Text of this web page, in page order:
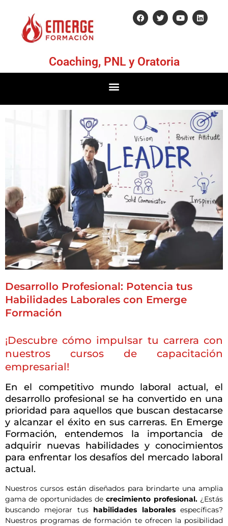
Coaching, PNL y Oratoria
Desarrollo Profesional: Potencia tus
Habilidades Laborales con Emerge
Formación
¡Descubre cómo impulsar tu carrera con
nuestros cursos de capacitación
empresarial!
En el competitivo mundo laboral actual, el
desarrollo profesional se ha convertido en una
prioridad para aquellos que buscan destacarse
y alcanzar el éxito en sus carreras. En Emerge
Formación, entendemos la importancia de
adquirir nuevas habilidades y conocimientos
para enfrentar los desafíos del mercado laboral
actual.
Nuestros cursos están diseñados para brindarte una amplia
gama de oportunidades decrecimiento profesional.¿Estás
buscando mejorar tus habilidades laboralesespecíficas?
Nuestros programas de formación te ofrecen la posibilidad